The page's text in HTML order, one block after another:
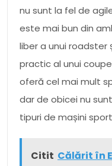
nu sunt la fel de
este mai bun din
liber a unui roadster
practic al unui
oferă cel mai mult
dar de obicei nu
tipuri de mașini
Citit Călărit în